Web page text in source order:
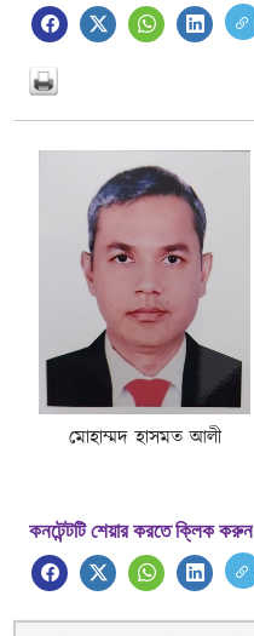
মোহাম্মদ হাসমত আলী
কনটেন্টটি শেয়ার করতে ক্লিক করুন